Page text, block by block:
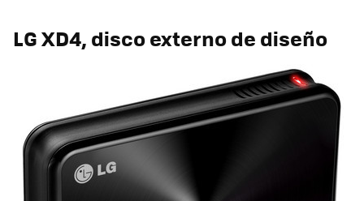
LG XD4, disco externo de diseño